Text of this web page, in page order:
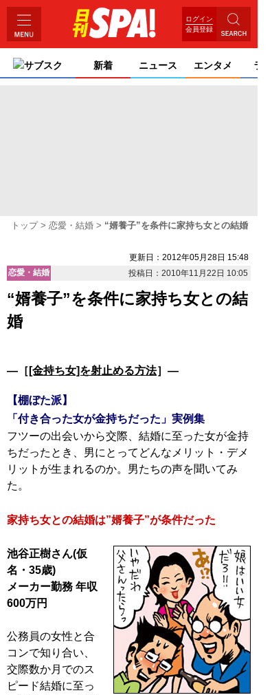
ログイン
会員登録
サブスク 新着 ニュース エンタメ ライ
トップ 恋愛・結婚 “婿養子”を条件に家持ち女との結婚
更新日：2012年05月28日 15:48
恋愛・結婚
投稿日：2010年11月22日 10:05
“婿養子”を条件に家持ち女との結
婚
―［ [金持ち女]を射止める方法］―
【棚ぼた派】
「付き合った女が金持ちだった」実例集
フツーの出会いから交際、結婚に至った女が金持
ちだったとき、男にとってどんなメリット・デメ
リットが生まれるのか。男たちの声を聞いてみ
た。
家持ち女との結婚は”婿養子”が条件だった
池谷正樹さん(仮
名・35歳)
メーカー勤務 年収
600万円
公務員の女性と合
コンで知り合い、
交際数か月でのス
ピード結婚に至っ